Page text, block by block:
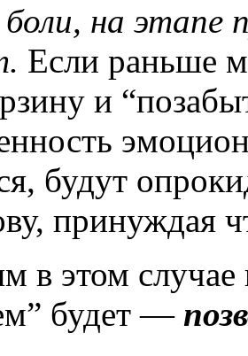
на этапе
Если раньше
и
будут
принуждая
в этом
будет —